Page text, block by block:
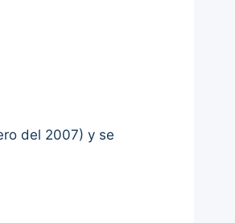
del 2007) y se